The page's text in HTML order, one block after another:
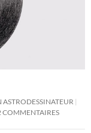
ASTRODESSINATEUR
COMMENTAIRES